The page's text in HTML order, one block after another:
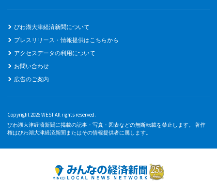
びわ湖大津経済新聞について
プレスリリース・情報提供はこちらから
アクセスデータの利用について
お問い合わせ
広告のご案内
Copyright 2026 WEST All rights reserved.
びわ湖大津経済新聞に掲載の記事・写真・図表などの無断転載を禁止します。 著作
権はびわ湖大津経済新聞またはその情報提供者に属します。